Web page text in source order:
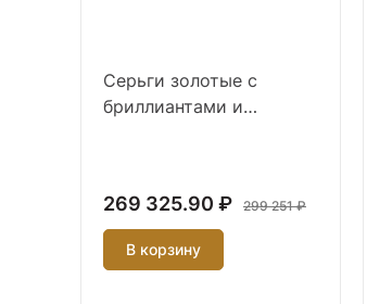
Серьги золотые с
бриллиантами и
269 325.90 ₽ 299 251 ₽
В корзину